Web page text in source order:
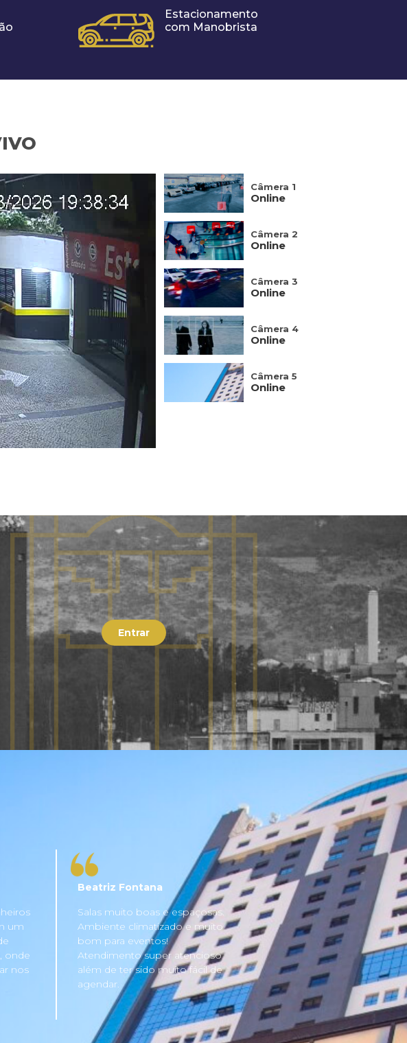
Estacionamento
com Manobrista
Câmera 1
Online
Câmera 2
Online
Câmera 3
Online
Câmera 4
Online
Câmera 5
Online
Entrar
um
onde
nos
Salas muito boas e espaçosas.
Ambiente climatizado e muito
bom para eventos!
Atendimento super atencioso
além de ter sido muito fácil de
agendar.
Beatriz Fontana